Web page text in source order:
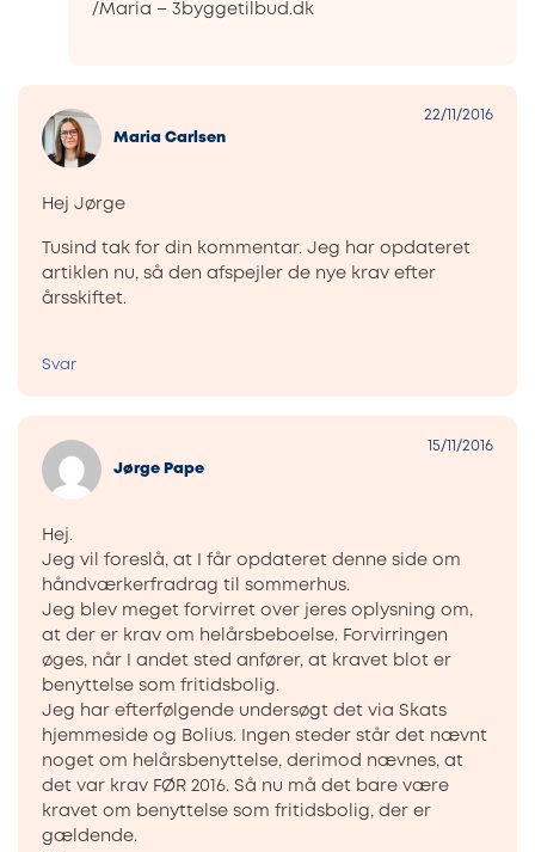
/Maria – 3byggetilbud.dk
Maria Carlsen
22/11/2016
Hej Jørge
Tusind tak for din kommentar. Jeg har opdateret
artiklen nu, så den afspejler de nye krav efter
årsskiftet.
Svar
Jørge Pape
15/11/2016
Hej.
Jeg vil foreslå, at I får opdateret denne side om
håndværkerfradrag til sommerhus.
Jeg blev meget forvirret over jeres oplysning om,
at der er krav om helårsbeboelse. Forvirringen
øges, når I andet sted anfører, at kravet blot er
benyttelse som fritidsbolig.
Jeg har efterfølgende undersøgt det via Skats
hjemmeside og Bolius. Ingen steder står det nævnt
noget om helårsbenyttelse, derimod nævnes, at
det var krav FØR 2016. Så nu må det bare være
kravet om benyttelse som fritidsbolig, der er
gældende.